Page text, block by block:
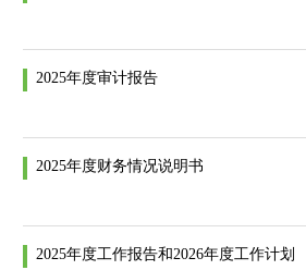
2025年度审计报告
2025年度财务情况说明书
2025年度工作报告和2026年度工作计划